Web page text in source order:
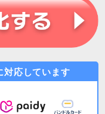
対応しています